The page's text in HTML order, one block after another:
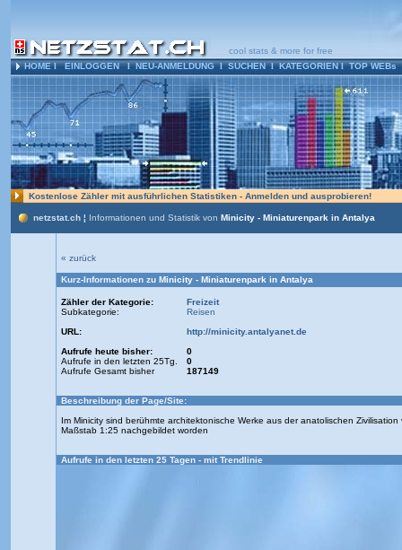
cool stats & more for free
HOME l EINLOGGEN l NEU-ANMELDUNG l SUCHEN lKATEGORIEN lTOP WEBs
Kostenlose Zähler mit ausführlichen Statistiken - Anmelden und ausprobieren!
netzstat.ch ¦ Informationen und Statistik von Minicity - Miniaturenpark in Antalya
« zurück
Kurz-Informationen zu Minicity - Miniaturenpark in Antalya
Zähler der Kategorie:
Freizeit
Subkategorie:
Reisen
URL:
http://minicity.antalyanet.de
Aufrufe heute bisher:
0
Aufrufe in den letzten 25Tg.
0
Aufrufe Gesamt bisher
187149
Beschreibung der Page/Site:
Im Minicity sind berühmte architektonische Werke aus der anatolischen
Maßstab 1:25 nachgebildet worden
Aufrufe in den letzten 25 Tagen - mit Trendlinie